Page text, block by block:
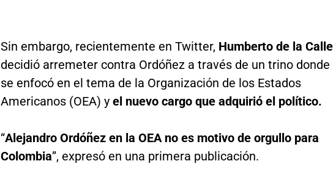
Sin embargo, recientemente en Twitter, Humberto de la Calle
decidió arremeter contra Ordóñez a través de un trino donde
se enfocó en el tema de la Organización de los Estados
Americanos (OEA) y el nuevo cargo que adquirió el político.
“Alejandro Ordóñez en la OEA no es motivo de orgullo para
Colombia”, expresó en una primera publicación.